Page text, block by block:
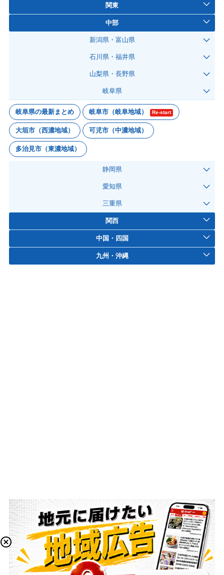
関東
中部
新潟県・富山県
石川県・福井県
山梨県・長野県
岐阜県
岐阜県の最新まとめ 岐阜市（岐阜地域） Re-start
大垣市（西濃地域） 可児市（中濃地域）
多治見市（東濃地域）
静岡県
愛知県
三重県
関西
中国・四国
九州・沖縄